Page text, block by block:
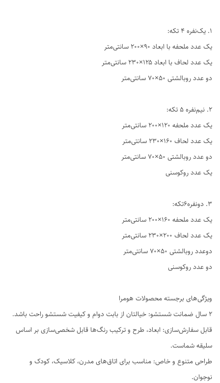
1. یک‌نفره ۴ تکه:
یک عدد ملحفه با ابعاد ۹۰×۲۰۰ سانتی‌متر
یک عدد لحاف با ابعاد ۱۲۵×۲۳۰ سانتی‌متر
دو عدد روبالشتی ۵۰×۷۰ سانتی‌متر
2. نیم‌نفره ۵ تکه:
یک عدد ملحفه ۱۲۰×۲۰۰ سانتی‌متر
یک عدد لحاف ۱۶۰×۲۳۰ سانتی‌متر
دو عدد روبالشتی ۵۰×۷۰ سانتی‌متر
یک عدد روکوسنی
3. دو‌نفره6تکه:
یک عدد ملحفه ۱۶۰×۲۰۰ سانتی‌متر
یک عدد لحاف ۲۰۰×۲۳۰ سانتی‌متر
دوعدد روبالشتی ۵۰×۷۰ سانتی‌متر
دو عدد روکوسنی
ویژگی‌های برجسته محصولات هومرا
۲ سال ضمانت شستشو: خیالتان از بابت دوام و کیفیت شستشو راحت باشد.
قابل سفارش‌سازی: ابعاد، طرح و ترکیب رنگ‌ها قابل شخصی‌سازی بر اساس
سلیقه شماست.
طراحی متنوع و خاص: مناسب برای اتاق‌های مدرن، کلاسیک، کودک و
نوجوان.